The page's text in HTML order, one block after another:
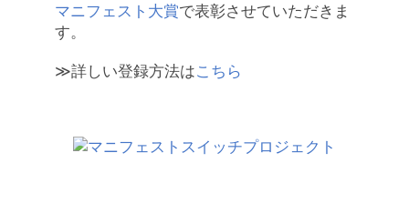
マニフェスト大賞で表彰させていただきま
す。
≫詳しい登録方法はこちら